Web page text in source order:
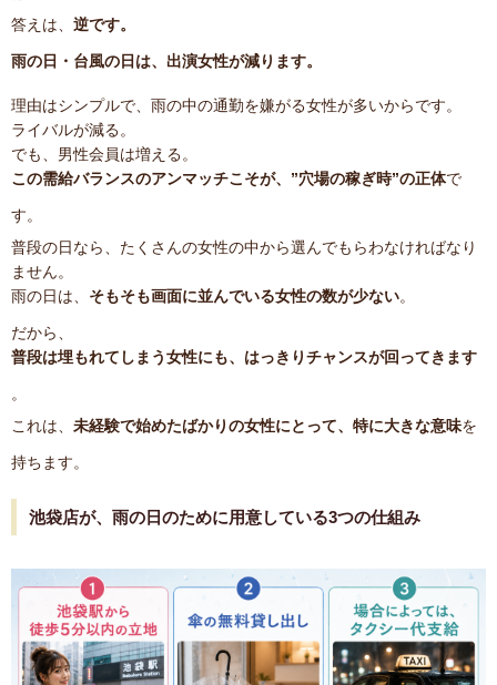
答えは、 逆です。
雨の日・台風の日は、出演女性が減ります。
理由はシンプルで、雨の中の通勤を嫌がる女性が多いからです。
ライバルが減る。
でも、男性会員は増える。
この需給バランスのアンマッチこそが、”穴場の稼ぎ時”の正体で
す。
普段の日なら、たくさんの女性の中から選んでもらわなければなり
ません。
雨の日は、 そもそも画面に並んでいる女性の数が少ない。
だから、
普段は埋もれてしまう女性にも、はっきりチャンスが回ってきます
。
これは、 未経験で始めたばかりの女性にとって、特に大きな意味を
持ちます。
池袋店が、雨の日のために用意している3つの仕組み